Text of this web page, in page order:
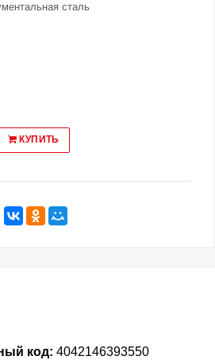
сталь
КУПИТЬ
код: 4042146393550